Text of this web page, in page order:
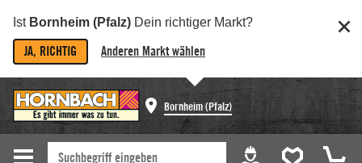
Ist Bornheim (Pfalz) Dein richtiger Markt?
JA, RICHTIG Anderen Markt wählen
Bornheim (Pfalz)